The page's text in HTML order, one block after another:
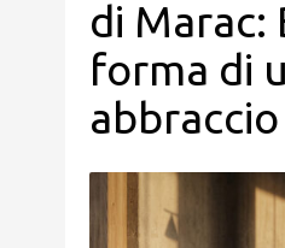
di Marac:
forma di
abbraccio